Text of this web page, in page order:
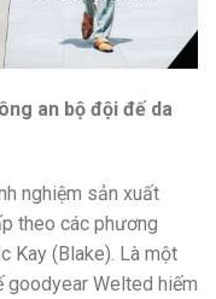
an bộ đội đế da
nghiệm sản xuất
theo các phương
Kay (Blake). Là một
Welted hiếm